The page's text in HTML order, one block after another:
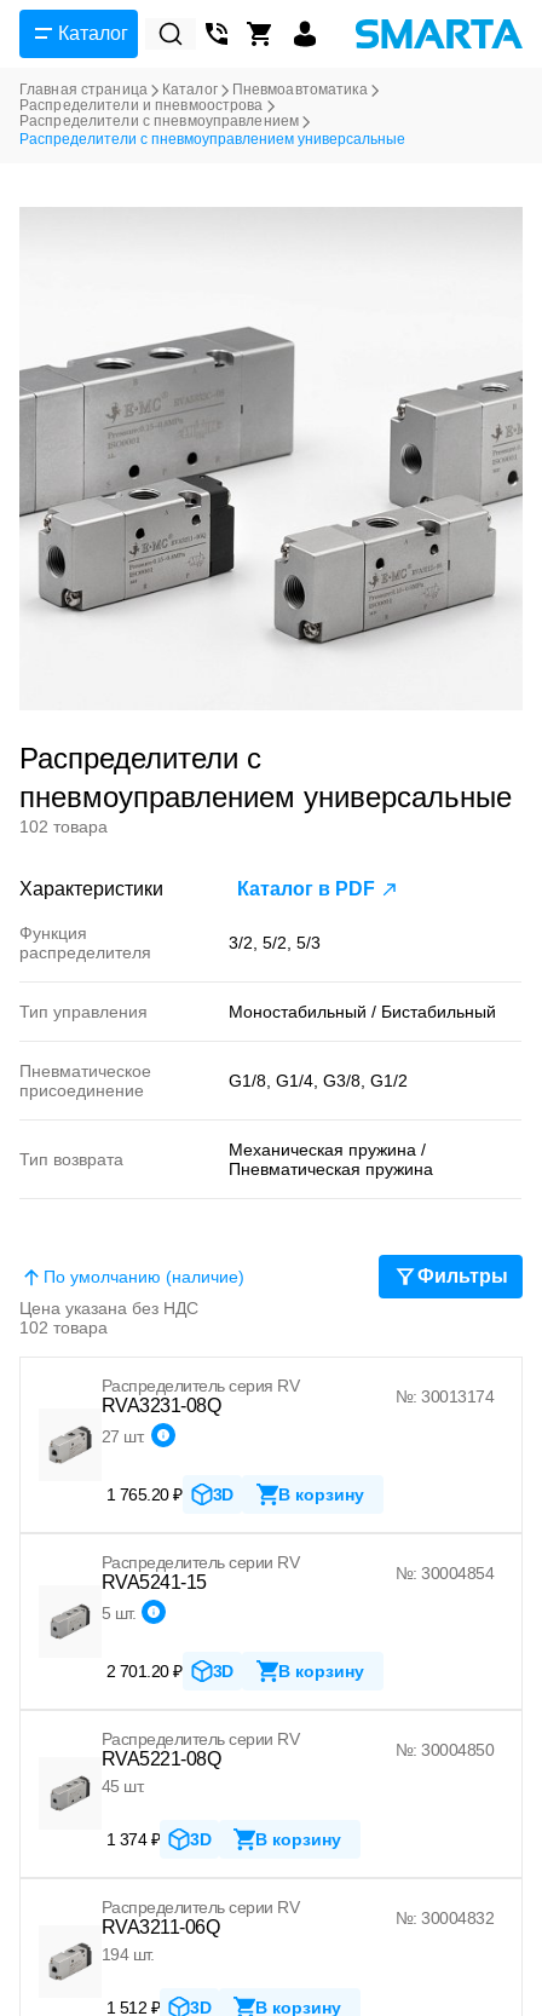
Каталог
Главная страница Каталог
Пневмоавтоматика
Распределители и пневмоострова
Распределители с пневмоуправлением
Распределители с пневмоуправлением универсальные
Распределители с
пневмоуправлением универсальные
102 товара
Характеристики Каталог в PDF
Функция
распределителя
3/2, 5/2, 5/3
Тип управления Моностабильный / Бистабильный
Пневматическое
присоединение
G1/8, G1/4, G3/8, G1/2
Тип возврата
Механическая пружина /
Пневматическая пружина
102 товара
Цена указана без НДС
По умолчанию (наличие) Фильтры
Распределитель серия RV
RVA3231-08Q №: 30013174
27 шт.
1 765.20 ₽ 3D В корзину
Распределитель серии RV
RVA5241-15 №: 30004854
5 шт.
2 701.20 ₽ 3D В корзину
Распределитель серии RV
RVA5221-08Q
№: 30004850
45 шт.
1 374 ₽ 3D В корзину
Распределитель серии RV
RVA3211-06Q
№: 30004832
194 шт.
1 512 ₽ 3D В корзину